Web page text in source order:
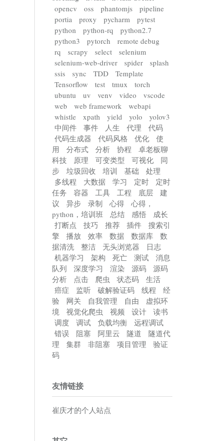
opencv
oss phantomjs
pipeline
portia
proxy pycharm
pytest
python
python-rq
python2.7
python3
pytorch
remote debug
rq
scrapy select
selenium
selenium-web-driver
spider
splash
ssis
sync TDD
Template
Tensorflow
test tmux
torch
ubuntu
uv venv video
vscode
web
web framework
webapi
whistle
xpath yield yolo
yolov3
中间件
事件 人生 代理
代码
代码生成器
代码风格 优化
使
用
分布式 分析 协程
卓老板聊
科技
原理 可变类型 可视化
同
步
垃圾回收 培训 基础
处理
多线程
大数据 学习 定时
定时
任务
容器 工具 工程 底层
建
议
异步 录制 心得
心得，
python，培训班
总结 感悟
成长
打断点
技巧 推荐 插件
搜索引
擎
播放 效率 数据 数据库
数
据清洗
整洁 无头浏览器
日志
机器学习
架构 死亡 测试
消息
队列
深度学习 渲染 源码
源码
分析
点击 爬虫 状态码
生活
癌症
监听 破解验证码 线程
经
验
网关 自我管理 自由
虚拟环
境
视觉化爬虫 视频 设计
读书
调度
调试 负载均衡
远程调试
错误
阻塞 阿里云 隧道
隧道代
理
集群 非阻塞 项目管理
验证
码
友情链接
崔庆才的个人站点